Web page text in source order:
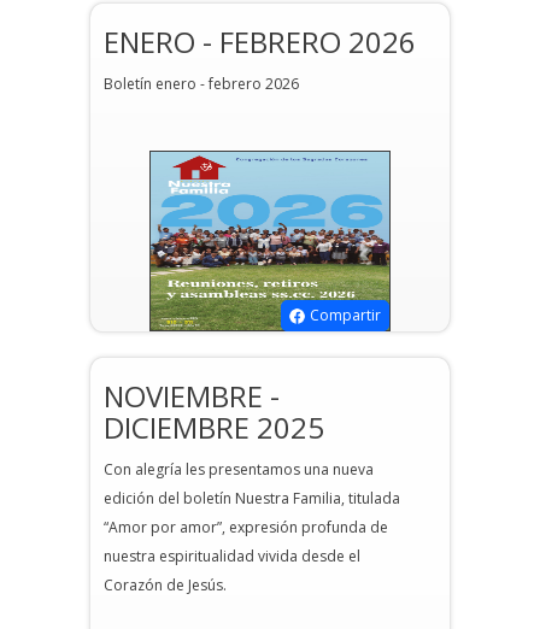
ENERO - FEBRERO 2026
Boletín enero - febrero 2026
Compartir
NOVIEMBRE -
DICIEMBRE 2025
Con alegría les presentamos una nueva
edición del boletín Nuestra Familia, titulada
“Amor por amor”, expresión profunda de
nuestra espiritualidad vivida desde el
Corazón de Jesús.